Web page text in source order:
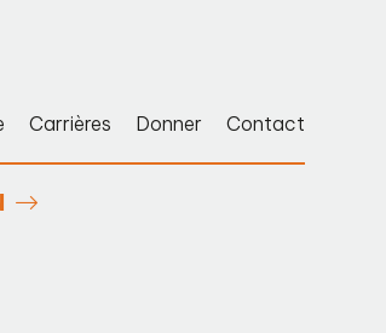
Carrières Donner Contact